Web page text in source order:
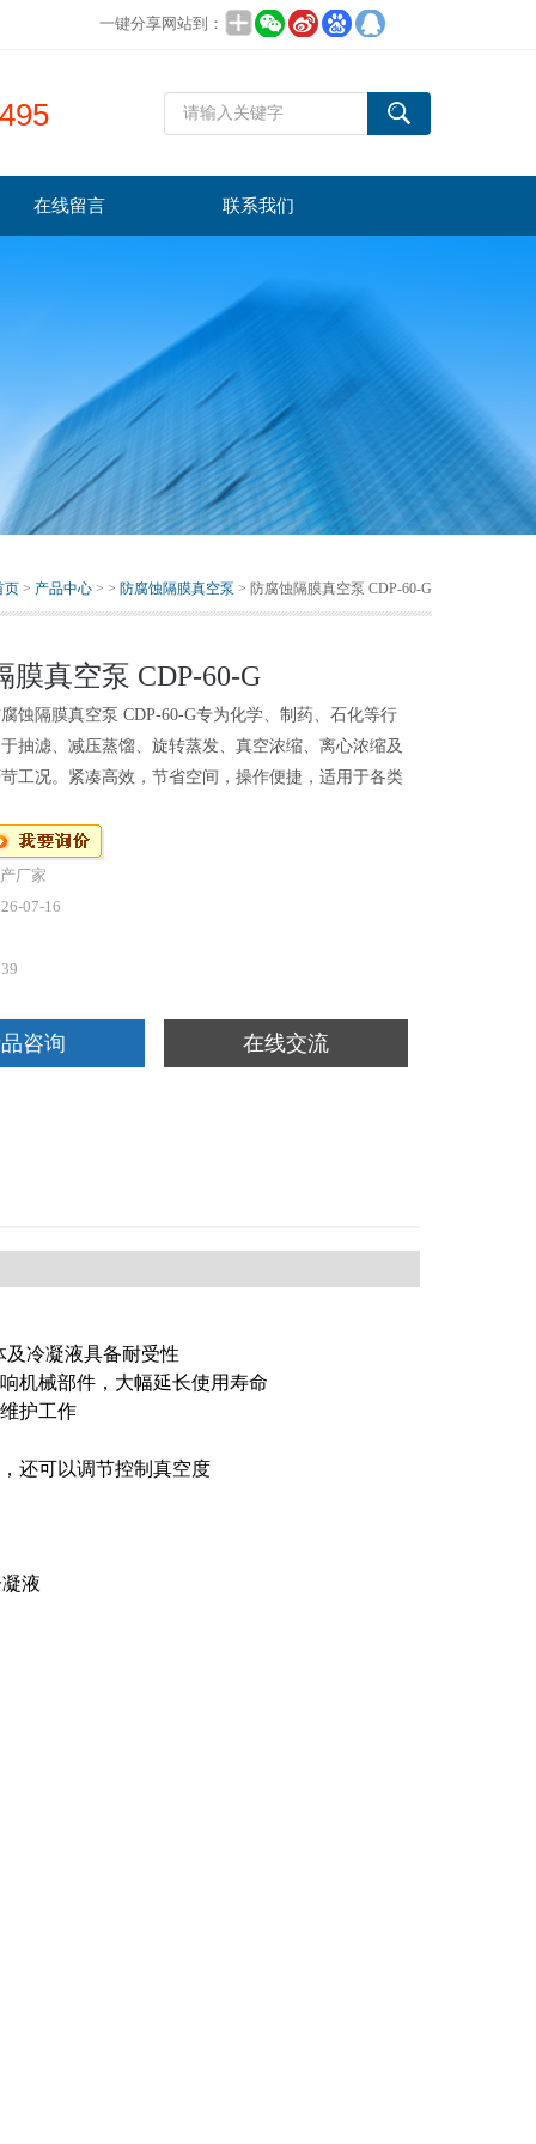
一键分享网站到：
在线留言 联系我们
页 > 产品中心 > > 防腐蚀隔膜真空泵 > 防腐蚀隔膜真空泵 CDP-60-G
膜真空泵 CDP-60-G
蚀隔膜真空泵 CDP-60-G专为化学、制药、石化等行
抽滤、减压蒸馏、旋转蒸发、真空浓缩、离心浓缩及
工况。紧凑高效，节省空间，操作便捷，适用于各类
厂家
07-16
咨询 在线交流
冷凝液具备耐受性
机械部件，大幅延长使用寿命
护工作
还可以调节控制真空度
液